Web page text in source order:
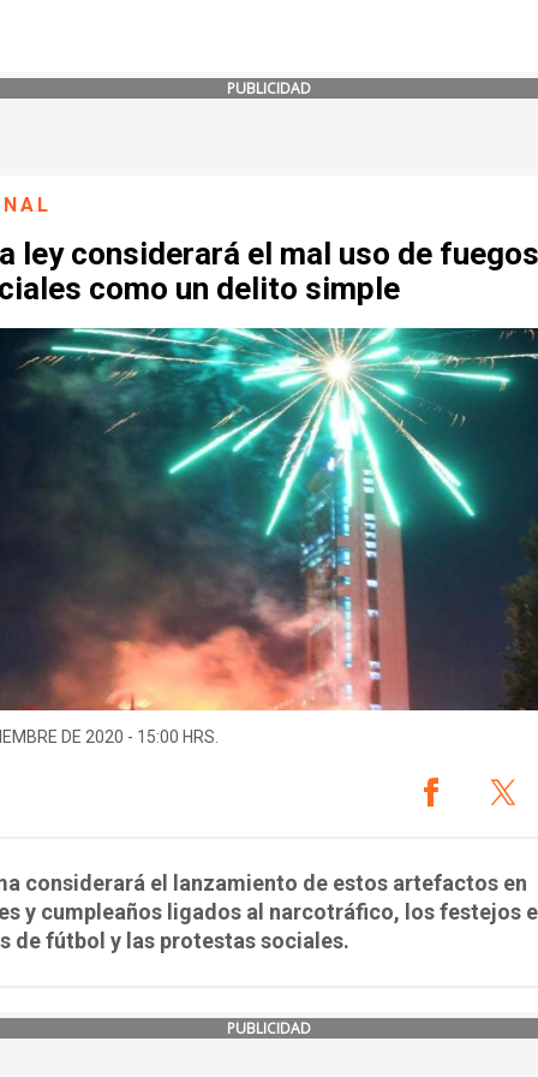
PUBLICIDAD
ley considerará el mal uso de fuegos
como un delito simple
DE 2020 - 15:00 HRS.
considerará el lanzamiento de estos artefactos en
y cumpleaños ligados al narcotráfico, los festejos
de fútbol y las protestas sociales.
PUBLICIDAD